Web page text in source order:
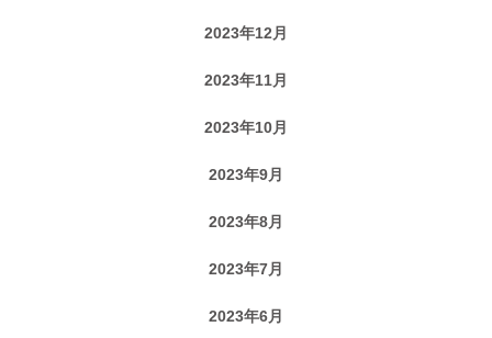
2023年12月
2023年11月
2023年10月
2023年9月
2023年8月
2023年7月
2023年6月